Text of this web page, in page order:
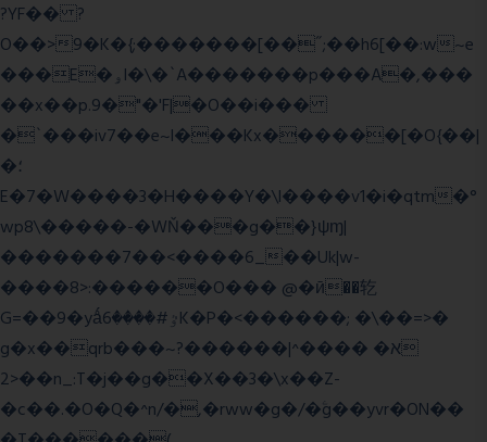
?YF�� ?
O��>9�K�{;�������[��˝;��h6[��:w~e
���E�ۅl�\�`A�������p���A�,���
��x��p.9�"�'F|�O��i���
�`���iv7��e~l���Kx������[�O{��|
�؛
E�7�W����3�H����Y�\l����v1�i�qtm�°
wp8\�����-�WŇ���g��}ψɱ|
�������7��<����6_��Uk|w-
����8>:������O��� @�ӣ��䢀
G=��9�yǻٷ#����6K�P�<������; �\��=>�
g�x��qrb���~א� ����^|������?
2>��n_:T�j��g��X��3�\x��Z-
�c��.�O�Q�^n/�,�rww�g�/�ۧg��yvr�ON��